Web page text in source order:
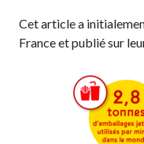
Cet article a
France et publié sur